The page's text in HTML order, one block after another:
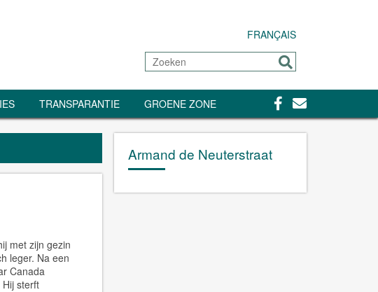
FRANÇAIS
Zoeken
Sturen
TRANSPARANTIE GROENE ZONE Facebook
Contact
met zijn gezin
leger. Na een
Canada
sterft
Armand de Neuterstraat